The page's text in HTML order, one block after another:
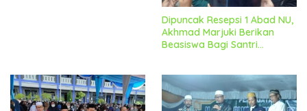
Dipuncak Resepsi 1 Abad NU,
Akhmad Marjuki Berikan
Beasiswa Bagi Santri